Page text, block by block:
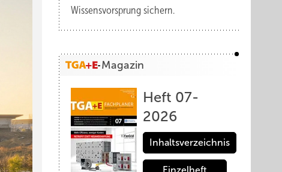
Wissensvorsprung sichern.
Magazin
Heft 07-
2026
Inhaltsverzeichnis
Einzelheft